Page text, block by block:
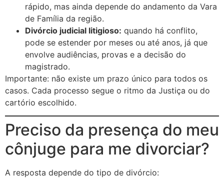
rápido, mas ainda depende do andamento da Vara
de Família da região.
Divórcio judicial litigioso: quando há conflito,
pode se estender por meses ou até anos, já que
envolve audiências, provas e a decisão do
magistrado.
Importante: não existe um prazo único para todos os
casos. Cada processo segue o ritmo da Justiça ou do
cartório escolhido.
Preciso da presença do meu
cônjuge para me divorciar?
A resposta depende do tipo de divórcio: